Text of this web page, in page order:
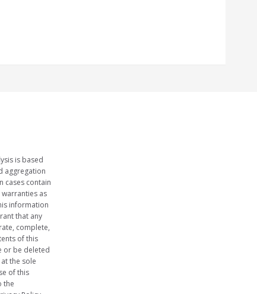
is based
aggregation
cases contain
as
information
that any
complete,
of this
or be deleted
the sole
of this
the